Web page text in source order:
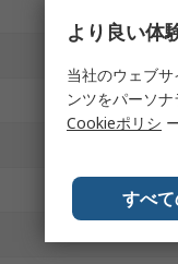
コネクタサイズ
リード長
より良い体
当社のウェブ
ンツをパーソ
Cookieポリシ
すべ